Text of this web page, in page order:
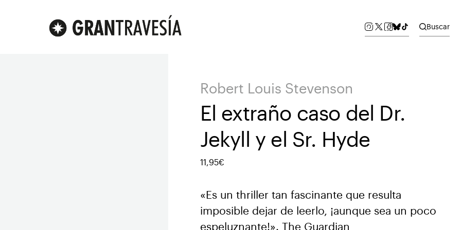
Buscar
Robert Louis Stevenson
El extraño caso del Dr.
Jekyll y el Sr. Hyde
11,95€
«Es un thriller tan fascinante que resulta
imposible dejar de leerlo, ¡aunque sea un poco
espeluznante!». The Guardian